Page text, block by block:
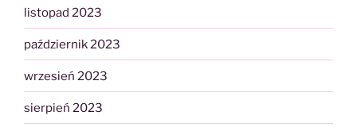
listopad 2023
październik 2023
wrzesień 2023
sierpień 2023